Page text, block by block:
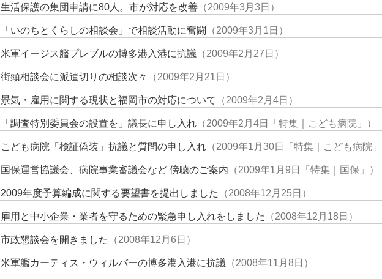
生活保護の集団申請に80人。市が対応を改善（2009年3月3日）
「いのちとくらしの相談会」で相談活動に奮闘 （2009年3月1日）
米軍イージス艦プレブルの博多港入港に抗議 （2009年2月27日）
街頭相談会に派遣切りの相談次々 （2009年2月21日）
景気・雇用に関する現状と福岡市の対応について （2009年2月4日）
「調査特別委員会の設置を」議長に申し入れ（2009年2月4日「特集｜こども病院」）
こども病院「検証偽装」抗議と質問の申し入れ（2009年1月30日「特集｜こども病院
国保運営協議会、病院事業審議会など 傍聴のご案内 （2009年1月9日「特集｜国保」）
2009年度予算編成に関する要望書を提出しました （2008年12月25日）
雇用と中小企業・業者を守るための緊急申し入れをしました （2008年12月18日）
市政懇談会を開きました （2008年12月6日）
米軍艦カーティス・ウィルバーの博多港入港に抗議 （2008年11月8日）